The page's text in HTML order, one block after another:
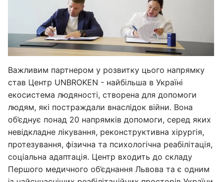
Важливим партнером у розвитку цього напрямку
став Центр UNBROKEN - найбільша в Україні
екосистема людяності, створена для допомоги
людям, які постраждали внаслідок війни. Вона
об’єднує понад 20 напрямків допомоги, серед яких
невідкладне лікування, реконструктивна хірургія,
протезування, фізична та психологічна реабілітація,
соціальна адаптація. Центр входить до складу
Першого медичного об’єднання Львова та є одним